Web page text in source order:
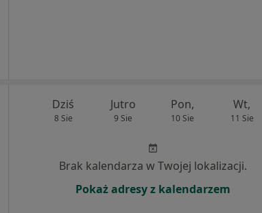
Dziś
8 Sie
Jutro
9 Sie
Pon,
10 Sie
Wt,
11 Sie
Brak kalendarza w Twojej lokalizacji.
Pokaż adresy z kalendarzem